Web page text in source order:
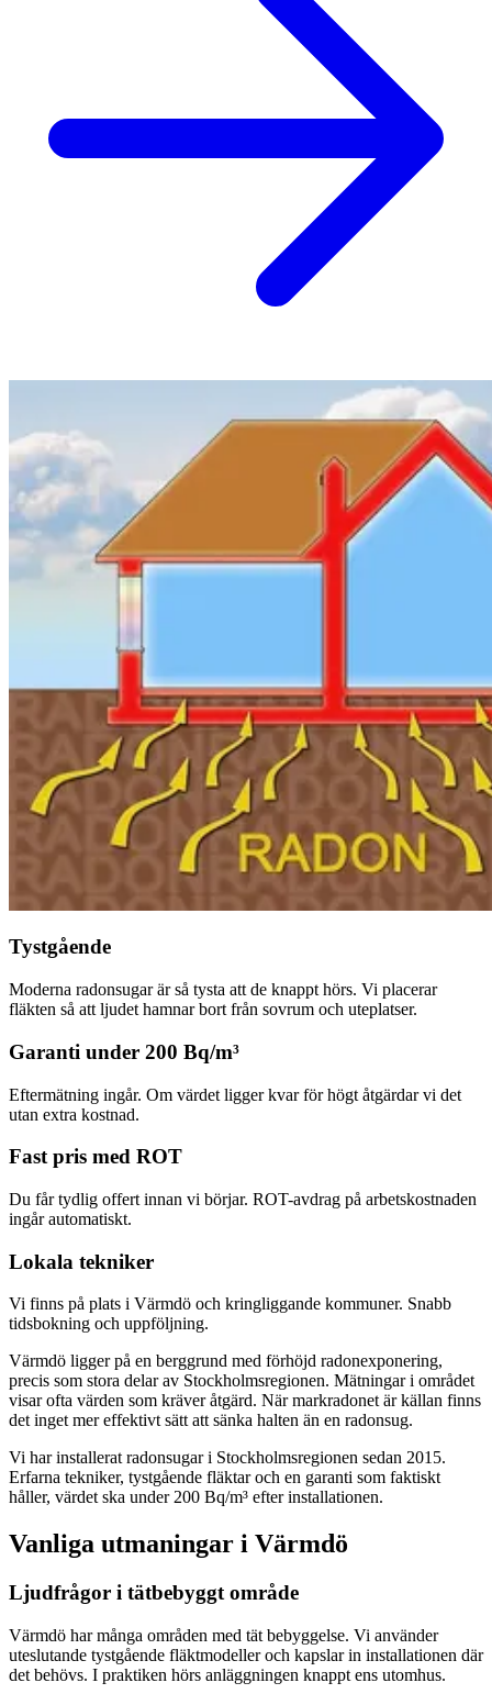
Tystgående
Moderna radonsugar är så tysta att de knappt hörs. Vi placerar
fläkten så att ljudet hamnar bort från sovrum och uteplatser.
Garanti under 200 Bq/m³
Eftermätning ingår. Om värdet ligger kvar för högt åtgärdar vi det
utan extra kostnad.
Fast pris med ROT
Du får tydlig offert innan vi börjar. ROT-avdrag på arbetskostnaden
ingår automatiskt.
Lokala tekniker
Vi finns på plats i Värmdö och kringliggande kommuner. Snabb
tidsbokning och uppföljning.
Värmdö ligger på en berggrund med förhöjd radonexponering,
precis som stora delar av Stockholmsregionen. Mätningar i området
visar ofta värden som kräver åtgärd. När markradonet är källan finns
det inget mer effektivt sätt att sänka halten än en radonsug.
Vi har installerat radonsugar i Stockholmsregionen sedan 2015.
Erfarna tekniker, tystgående fläktar och en garanti som faktiskt
håller, värdet ska under 200 Bq/m³ efter installationen.
Vanliga utmaningar i Värmdö
Ljudfrågor i tätbebyggt område
Värmdö har många områden med tät bebyggelse. Vi använder
uteslutande tystgående fläktmodeller och kapslar in installationen där
det behövs. I praktiken hörs anläggningen knappt ens utomhus.